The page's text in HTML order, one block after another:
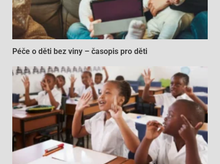
Péče o děti bez viny – časopis pro děti